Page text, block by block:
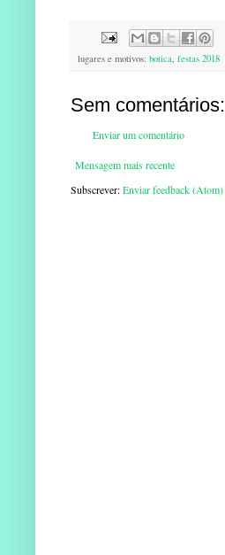
lugares e motivos: botica, festas 2018
Sem comentários:
Enviar um comentário
Mensagem mais recente
Subscrever:Enviar feedback (Atom)